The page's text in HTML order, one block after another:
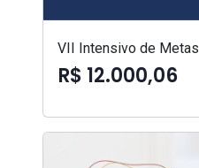
VII Intensivo de Metas
R$ 12.000,06